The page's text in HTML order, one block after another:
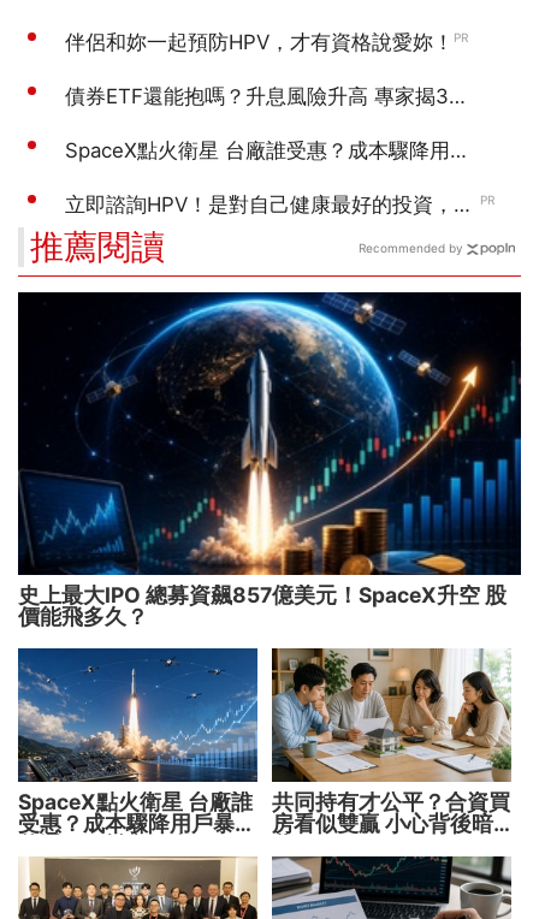
推薦閱讀
史上最大IPO 總募資飆857億美元！SpaceX升空 股
價能飛多久？
SpaceX點火衛星 台廠誰
受惠？成本驟降用戶暴增
共同持有才公平？合資買
房看似雙贏 小心背後暗
Recommended by